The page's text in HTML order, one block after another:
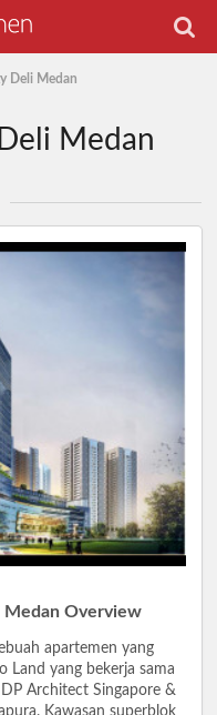
Deli Medan
Medan
Medan Overview
apartemen yang
Land yang bekerja sama
Architect Singapore &
Kawasan superblok